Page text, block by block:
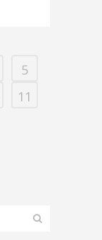
5
11